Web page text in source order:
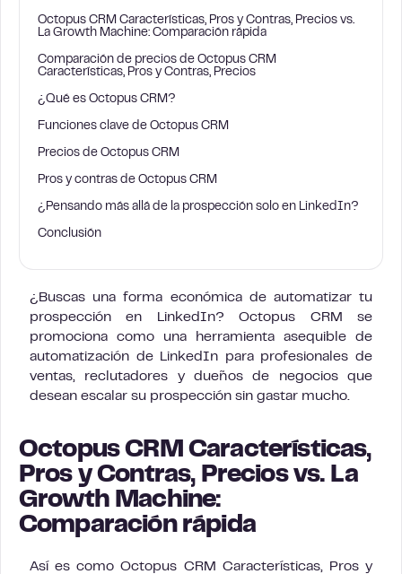
Octopus CRM Características, Pros y Contras, Precios vs.
La Growth Machine: Comparación rápida
Comparación de precios de Octopus CRM
Características, Pros y Contras, Precios
¿Qué es Octopus CRM?
Funciones clave de Octopus CRM
Precios de Octopus CRM
Pros y contras de Octopus CRM
¿Pensando más allá de la prospección solo en LinkedIn?
Conclusión
¿Buscas una forma económica de automatizar tu
prospección en LinkedIn? Octopus CRM se
promociona como una herramienta asequible de
automatización de LinkedIn para profesionales de
ventas, reclutadores y dueños de negocios que
desean escalar su prospección sin gastar mucho.
Octopus CRM Características,
Pros y Contras, Precios vs. La
Growth Machine:
Comparación rápida
Así es como Octopus CRM Características, Pros y